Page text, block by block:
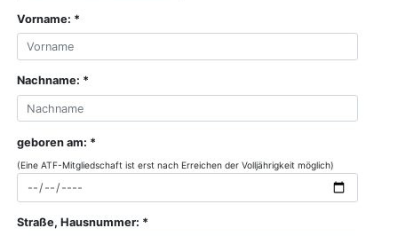
Vorname:
Nachname:
geboren am:
(Eine ATF-Mitgliedschaft ist erst nach Erreichen der Volljährigkeit möglich)
Straße, Hausnummer: